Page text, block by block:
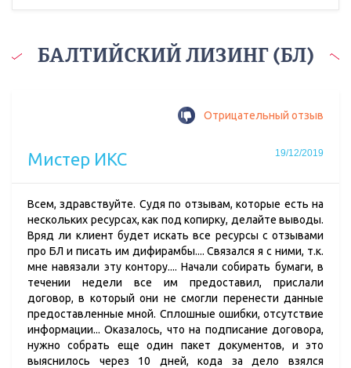
БАЛТИЙСКИЙ ЛИЗИНГ (БЛ)
Отрицательный отзыв
Мистер ИКС 19/12/2019
Всем, здравствуйте. Судя по отзывам, которые есть на
нескольких ресурсах, как под копирку, делайте выводы.
Вряд ли клиент будет искать все ресурсы с отзывами
про БЛ и писать им дифирамбы.... Связался я с ними, т.к.
мне навязали эту контору.... Начали собирать бумаги, в
течении недели все им предоставил, прислали
договор, в который они не смогли перенести данные
предоставленные мной. Сплошные ошибки, отсутствие
информации... Оказалось, что на подписание договора,
нужно собрать еще один пакет документов, и это
выяснилось через 10 дней, кода за дело взялся